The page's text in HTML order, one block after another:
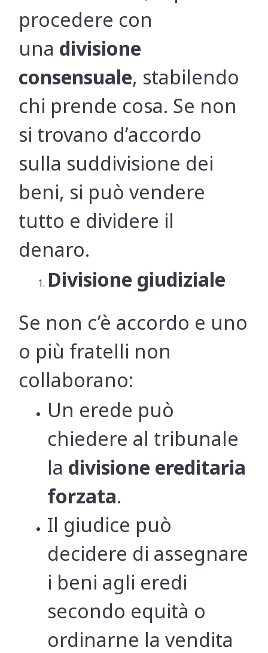
procedere con
una divisione
consensuale, stabilendo
chi prende cosa. Se non
si trovano d’accordo
sulla suddivisione dei
beni, si può vendere
tutto e dividere il
denaro.
Divisione giudiziale
Se non c’è accordo e uno
o più fratelli non
collaborano:
Un erede può
chiedere al tribunale
la divisione ereditaria
forzata.
Il giudice può
decidere di assegnare
i beni agli eredi
secondo equità o
ordinarne la vendita